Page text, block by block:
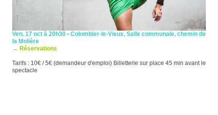
Ven. 17 oct à 20h30 • Colombier-le-Vieux, Salle communale, chemin de
la Molière
→ Réservations
Tarifs : 10€ / 5€ (demandeur d'emploi) Billetterie sur place 45 min avant le
spectacle